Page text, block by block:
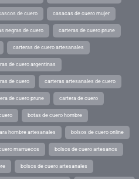
de cuero casacas de cuero mujer
negras de cuero carteras de cuero prune
carteras de cuero artesanales
de cuero argentinas
de cuero carteras artesanales de cuero
de cuero prune cartera de cuero
botas de cuero hombre
hombre artesanales bolsos de cuero online
marruecos bolsos de cuero artesanos
bolsos de cuero artesanales